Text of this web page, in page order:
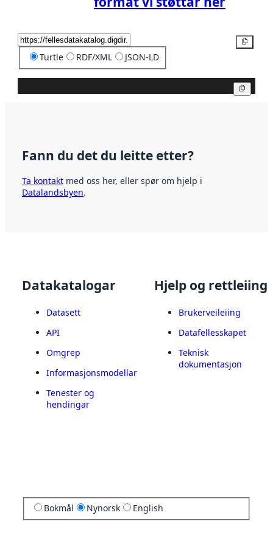
Turtle RDF/XML JSON-LD
Fann du det du leitte etter?
Ta kontakt med oss her, eller spør om hjelp i
Datalandsbyen.
Datakatalogar
Datasett
API
Omgrep
Informasjonsmodellar
Tenester og
hendingar
Hjelp og rettleiing
Brukerveileiing
Datafellesskapet
Teknisk
dokumentasjon
Bokmål Nynorsk English